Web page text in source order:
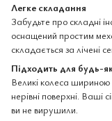
Легке складання
Забудьте про складні
оснащений простим
складається за лічені
Підходить для будь-
Великі колеса шириною
нерівні поверхні. Ваші
ви не вирушили.